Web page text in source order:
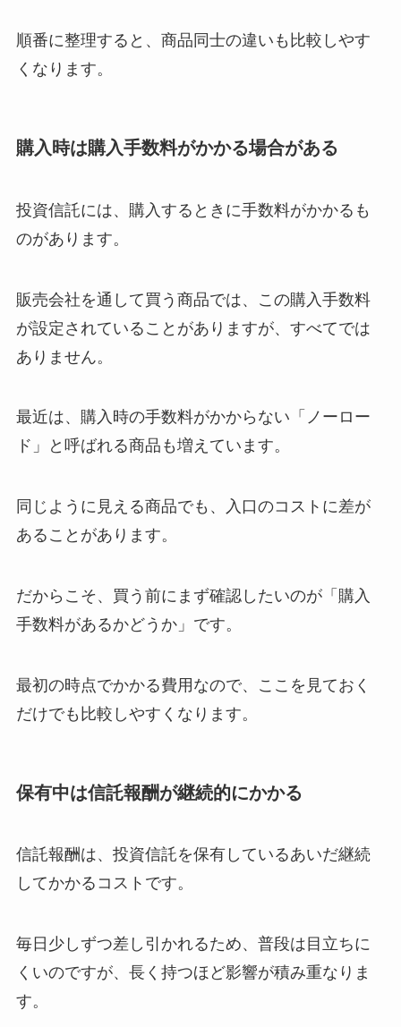
順番に整理すると、商品同士の違いも比較しやす
くなります。
購入時は購入手数料がかかる場合がある
投資信託には、購入するときに手数料がかかるも
のがあります。
販売会社を通して買う商品では、この購入手数料
が設定されていることがありますが、すべてでは
ありません。
最近は、購入時の手数料がかからない「ノーロー
ド」と呼ばれる商品も増えています。
同じように見える商品でも、入口のコストに差が
あることがあります。
だからこそ、買う前にまず確認したいのが「購入
手数料があるかどうか」です。
最初の時点でかかる費用なので、ここを見ておく
だけでも比較しやすくなります。
保有中は信託報酬が継続的にかかる
信託報酬は、投資信託を保有しているあいだ継続
してかかるコストです。
毎日少しずつ差し引かれるため、普段は目立ちに
くいのですが、長く持つほど影響が積み重なりま
す。